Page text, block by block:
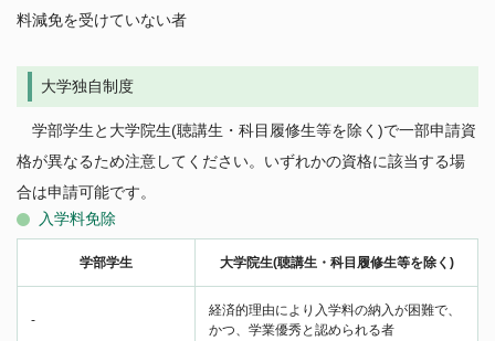
料減免を受けていない者
大学独自制度
学部学生と大学院生(聴講生・科目履修生等を除く)で一部申請資
格が異なるため注意してください。いずれかの資格に該当する場
合は申請可能です。
入学料免除
学部学生 大学院生(聴講生・科目履修生等を除く)
-
経済的理由により入学料の納入が困難で、
かつ、学業優秀と認められる者